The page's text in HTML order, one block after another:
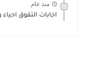
منذ عام
اجابات التفوق احياء